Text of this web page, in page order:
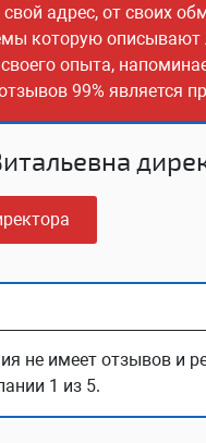
свой адрес, от своих
которую описывают
опыта,
99% является
не имеет отзывов и
1 из 5.